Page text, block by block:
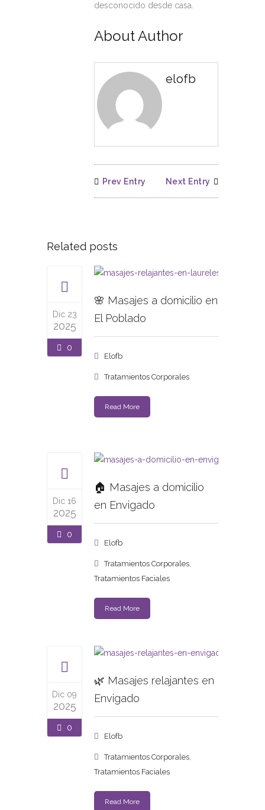
desconocido desde casa.
About Author
elofb
Prev Entry Next Entry
Related posts
Dic 23
2025
0
🌸 Masajes a domicilio en
El Poblado
Elofb
Tratamientos Corporales
Read More
Dic 16
2025
0
🏠 Masajes a domicilio
en Envigado
Elofb
Tratamientos Corporales
Tratamientos Faciales
Read More
Dic 09
2025
0
🌿 Masajes relajantes en
Envigado
Elofb
Tratamientos Corporales
Tratamientos Faciales
Read More